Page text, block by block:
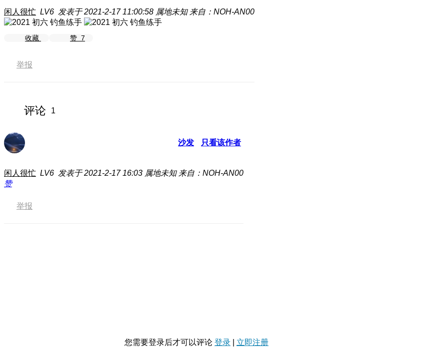
闲人很忙 LV6 发表于 2021-2-17 11:00:58 属地未知 来自：NOH-AN00
收藏 赞 7
举报
评论 1
沙发 只看该作者
闲人很忙 LV6 发表于 2021-2-17 16:03 属地未知 来自：NOH-AN00
赞
举报
您需要登录后才可以评论 登录 立即注册